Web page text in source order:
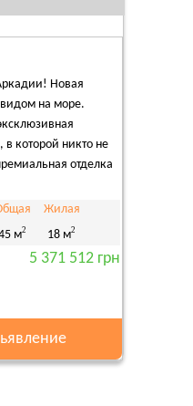
Новая
на море.
которой никто не
отделка
м2
Жилая
18 м2
5 371 512 грн